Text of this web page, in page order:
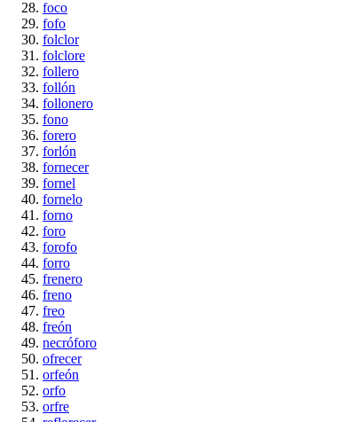
foco
fofo
folclor
folclore
follero
follón
follonero
fono
forero
forlón
fornecer
fornel
fornelo
forno
foro
forofo
forro
frenero
freno
freo
freón
necróforo
ofrecer
orfeón
orfo
orfre